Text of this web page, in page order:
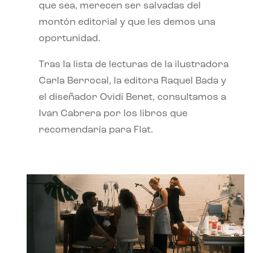
que sea, merecen ser salvadas del
montón editorial y que les demos una
oportunidad.
Tras la lista de lecturas de la ilustradora
Carla Berrocal, la editora Raquel Bada y
el diseñador Ovidi Benet, consultamos a
Ivan Cabrera por los libros que
recomendaría para Flat.